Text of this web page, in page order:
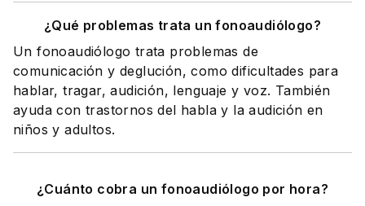
¿Qué problemas trata un fonoaudiólogo?
Un fonoaudiólogo trata problemas de
comunicación y deglución, como dificultades para
hablar, tragar, audición, lenguaje y voz. También
ayuda con trastornos del habla y la audición en
niños y adultos.
¿Cuánto cobra un fonoaudiólogo por hora?